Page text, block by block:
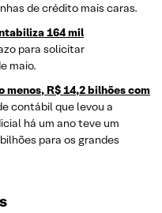
de crédito mais caras.
164 mil
para solicitar
maio.
R$ 14,2 bilhões com
contábil que levou a
há um ano teve um
para os grandes